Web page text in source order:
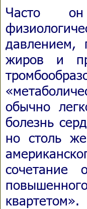
Часто он
давлением,
жиров и
обычно
болезнь
но столь
сочетание
квартетом».